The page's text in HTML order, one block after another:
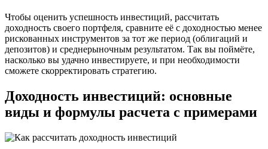
Чтобы оценить успешность инвестиций, рассчитать
доходность своего портфеля, сравните её с доходностью менее
рискованных инструментов за тот же период (облигаций и
депозитов) и среднерыночным результатом. Так вы поймёте,
насколько вы удачно инвестируете, и при необходимости
сможете скорректировать стратегию.
Доходность инвестиций: основные
виды и формулы расчета с примерами